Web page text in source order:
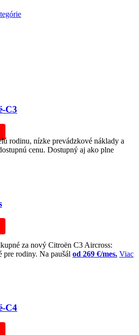
C3
rodinu, nízke prevádzkové náklady a
cenu. Dostupný aj ako plne
za nový Citroën C3 Aircross:
rodiny. Na paušál od 269 €/mes. Viac
C4